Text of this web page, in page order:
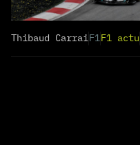
Thibaud CarraiF1F1 actu